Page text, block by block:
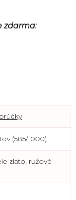
zdarma:
(585/1000)
zlato, ružové